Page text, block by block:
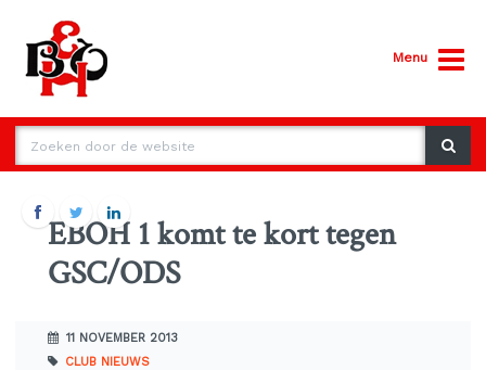
Menu
EBOH 1 komt te kort tegen
GSC/ODS
11 NOVEMBER 2013
CLUB NIEUWS